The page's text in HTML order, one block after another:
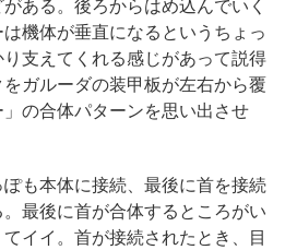
ある。後ろからはめ込んでいく
機体が垂直になるというちょっ
支えてくれる感じがあって説得
ガルーダの装甲板が左右から覆
の合体パターンを思い出させ
も本体に接続、最後に首を接続
最後に首が合体するところがい
イイ。首が接続されたとき、目